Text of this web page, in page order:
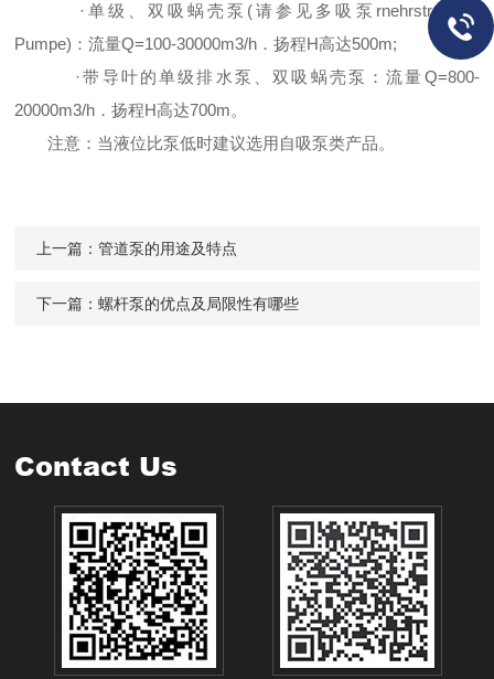
·单级、双吸蜗壳泵 (请参见多吸泵 rnehrstrcimige
Pumpe) ：流量Q=100-30000m3/h ．扬程H高达500m;
·带导叶的单级排水泵 、双吸蜗壳泵：流量Q=800-
20000m3/h ．扬程H高达700m。
注意：当液位比泵低时建议选用 自吸泵类产品。
上一篇：管道泵的用途及特点
下一篇：螺杆泵的优点及局限性有哪些
Contact Us